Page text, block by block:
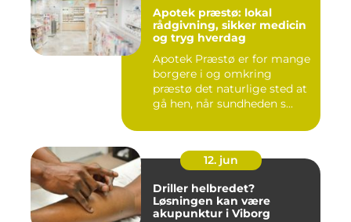
Apotek præstø: lokal
rådgivning, sikker medicin
og tryg hverdag
Apotek Præstø er for mange
borgere i og omkring
præstø det naturlige sted at
gå hen, når sundheden s...
12. jun
Driller helbredet?
Løsningen kan være
akupunktur i Viborg